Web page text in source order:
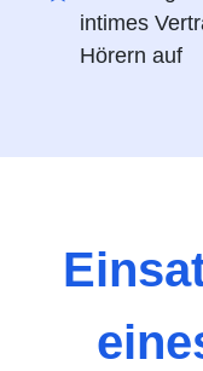
intimes
Hörern auf